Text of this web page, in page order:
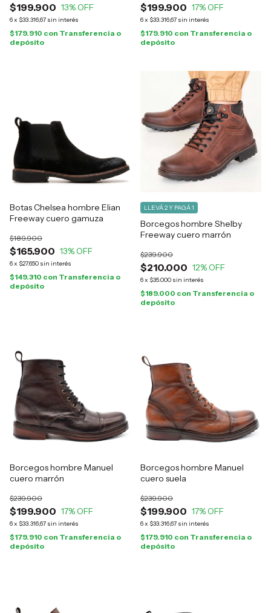
$199.900 13% OFF
6x $33.316,67 sin interés
$179.910 con Transferencia o
depósito
$199.900 17% OFF
6x $33.316,67 sin interés
$179.910 con Transferencia o
depósito
Botas Chelsea hombre Elian
Freeway cuero gamuza
$165.900
$189.900
13% OFF
6x $27.650 sin interés
$149.310 con Transferencia o
depósito
Borcegos hombre Shelby
Freeway cuero marrón
$210.000
$239.900
12% OFF
6x $35.000 sin interés
LLEVÁ 2 Y PAGÁ 1
$189.000 con Transferencia o
depósito
Borcegos hombre Manuel
cuero marrón
$199.900
$239.900
17% OFF
6x $33.316,67 sin interés
$179.910 con Transferencia o
depósito
Borcegos hombre Manuel
cuero suela
$199.900
$239.900
17% OFF
6x $33.316,67 sin interés
$179.910 con Transferencia o
depósito